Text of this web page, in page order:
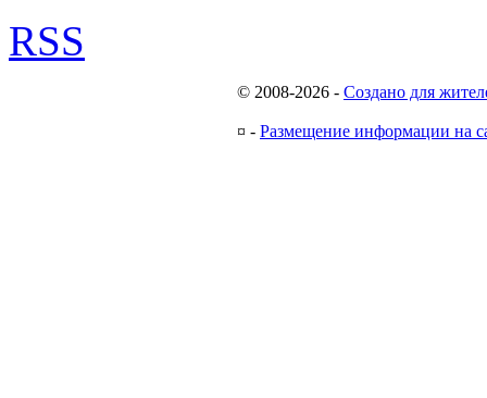
RSS
© 2008-2026 - Создано для
¤ - Размещение информации на